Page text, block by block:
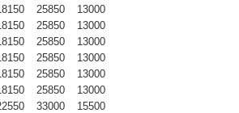
25850
13000
25850
13000
25850
13000
25850
13000
25850
13000
25850
13000
33000
15500